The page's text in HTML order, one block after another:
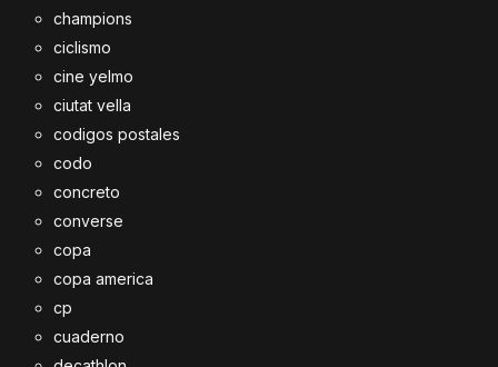
champions
ciclismo
cine yelmo
ciutat vella
codigos postales
codo
concreto
converse
copa
copa america
cp
cuaderno